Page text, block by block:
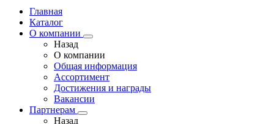
Главная
Каталог
О компании
Назад
О компании
Общая информация
Ассортимент
Достижения и награды
Вакансии
Партнерам
Назад